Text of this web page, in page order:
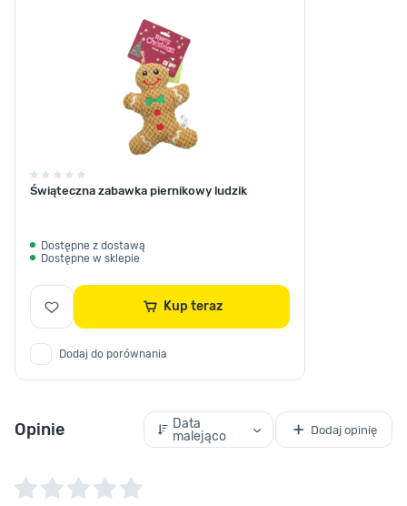
Świąteczna zabawka piernikowy ludzik
Dostępne z dostawą
Dostępne w sklepie
Kup teraz
Dodaj do porównania
Opinie
Data
malejąco
Dodaj opinię